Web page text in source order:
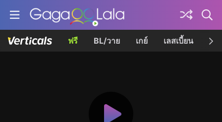
ฟรี BL/วาย เกย์ เลสเบี้ยน เค